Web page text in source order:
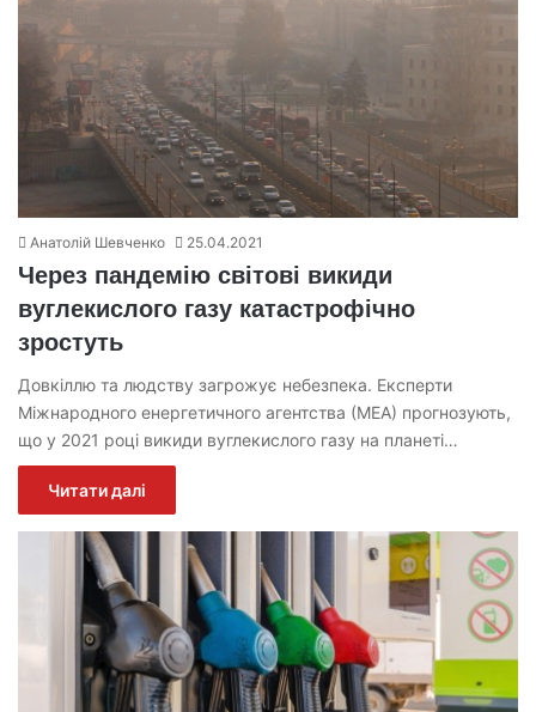
Анатолій Шевченко 25.04.2021
Через пандемію світові викиди
вуглекислого газу катастрофічно
зростуть
Довкіллю та людству загрожує небезпека. Експерти
Міжнародного енергетичного агентства (МЕА) прогнозують,
що у 2021 році викиди вуглекислого газу на планеті…
Читати далі